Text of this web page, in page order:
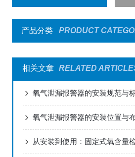
产品分类 PRODUCT
相关文章 RELATED
氧气泄漏报警器的安装规范与
氧气泄漏报警器的安装位置与
从安装到使用：固定式氧含量